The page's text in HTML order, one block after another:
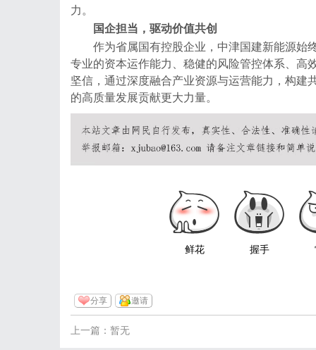
力。
国企担当，驱动价值共创
作为省属国有控股企业，中津国建新能源始
专业的资本运作能力、稳健的风险管控体系、高
坚信，通过深度融合产业资源与运营能力，构建
的高质量发展贡献更大力量。
鲜花 握手
分享 邀请
上一篇：暂无